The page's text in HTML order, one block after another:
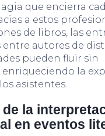
que encierra
a estos
de libros, las
entre autores de
pueden fluir sin
enriqueciendo la
asistentes.
de la
en eventos